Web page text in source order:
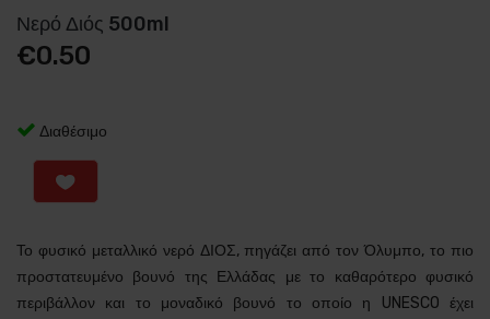
Νερό Διός 500ml
€0.50
Διαθέσιμο
Το φυσικό μεταλλικό νερό ΔΙΟΣ, πηγάζει από τον Όλυμπο, το πιο
προστατευμένο βουνό της Ελλάδας με το καθαρότερο φυσικό
περιβάλλον και το μοναδικό βουνό το οποίο η UNESCO έχει